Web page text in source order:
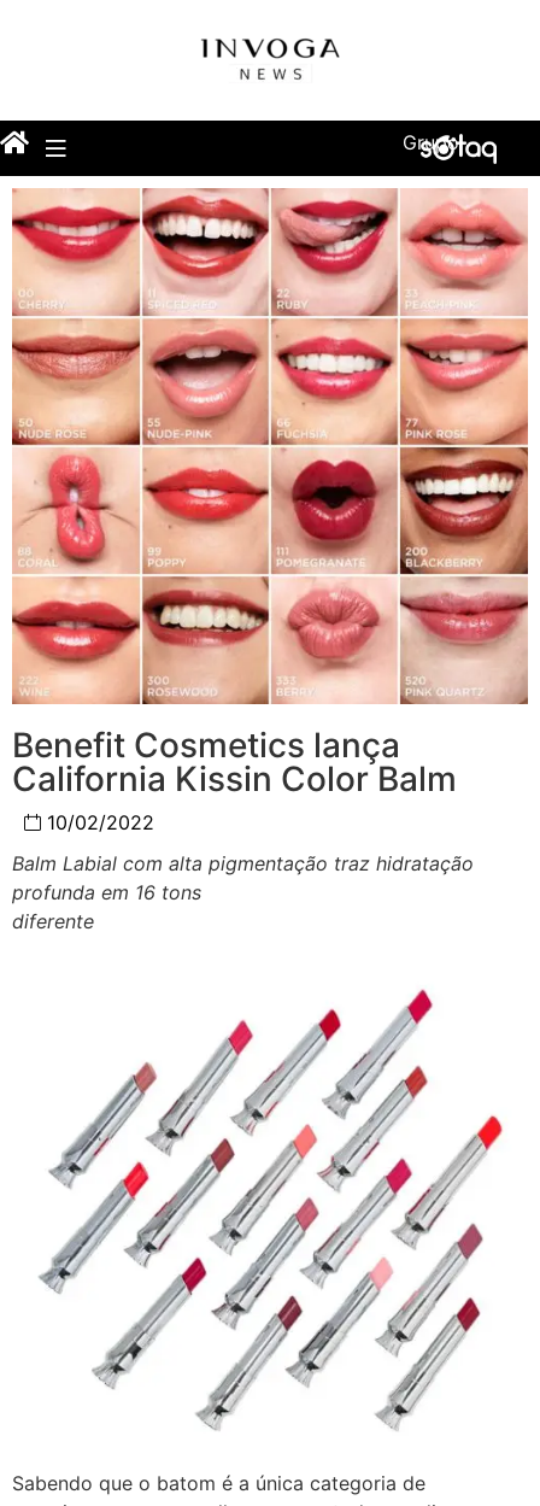
Grupo
Benefit Cosmetics lança
California Kissin Color Balm
10/02/2022
Balm Labial com alta pigmentação traz hidratação
profunda em 16 tons
diferente
Sabendo que o batom é a única categoria de